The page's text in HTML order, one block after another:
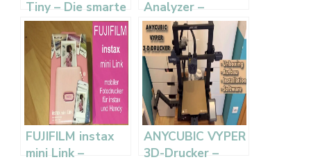
Tiny – Die smarte
Mini-
Fahrradpumpe im
Test
Analyzer –
Schlafanalyse
unter der
Matratze im Test
FUJIFILM instax
mini Link –
ANYCUBIC VYPER
3D-Drucker –